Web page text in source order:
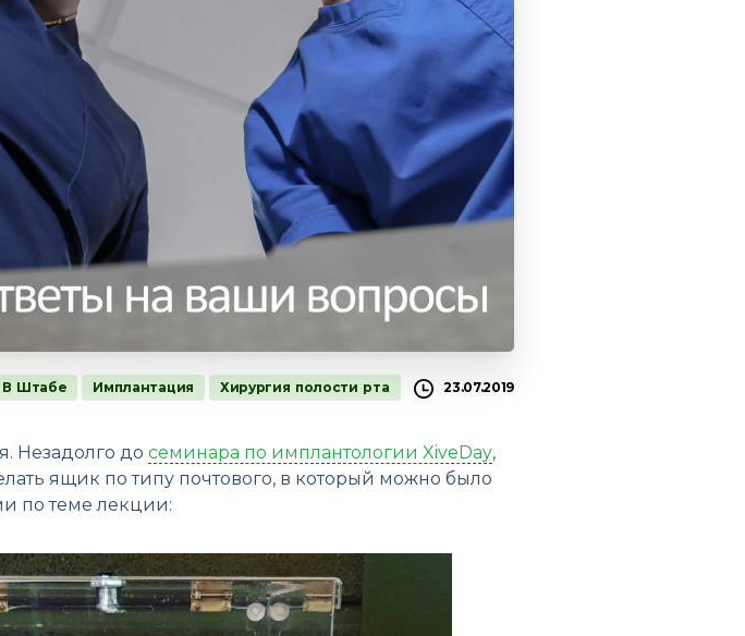
В Штабе Имплантация Хирургия полости рта 23.07.2019
Незадолго до семинара по имплантологии XiveDay,
ящик по типу почтового, в который можно было
по теме лекции: